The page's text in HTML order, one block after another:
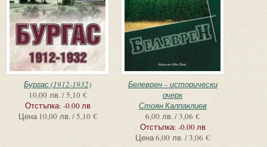
Бургас (1912-1932)
10,00 лв. / 5,10 €
Отстъпка: -0.00 лв
Цена 10,00 лв. / 5,10 €
Белеврен – исторически
очерк
Стоян Калпаклиев
6,00 лв. / 3,06 €
Отстъпка: -0.00 лв
Цена6,00 лв. / 3,06 €